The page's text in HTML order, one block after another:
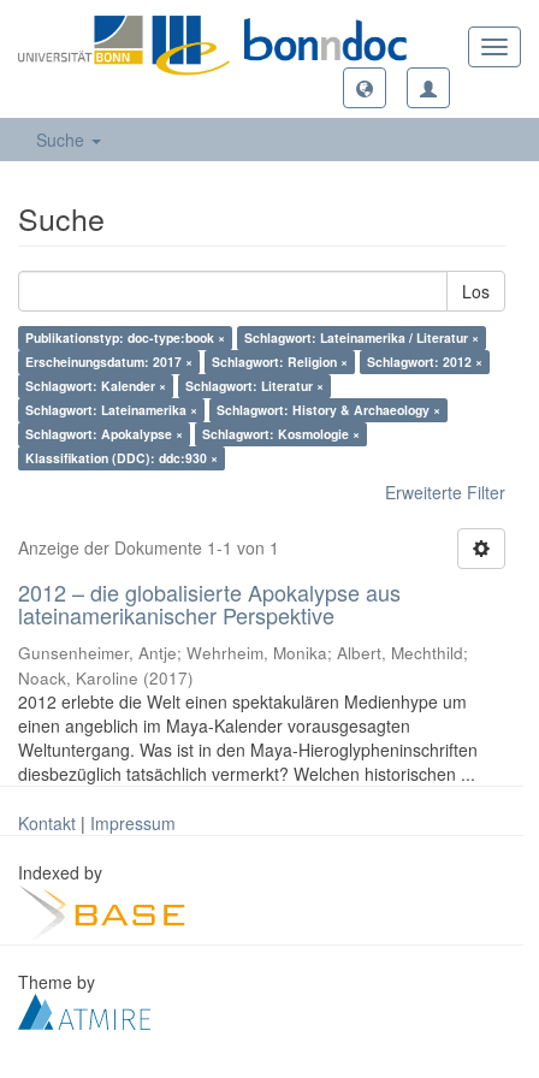
Suche
Suche
Los
Publikationstyp: doc-type:book ×
Schlagwort: Lateinamerika / Literatur ×
Erscheinungsdatum: 2017 ×
Schlagwort: Religion ×
Schlagwort: 2012 ×
Schlagwort: Kalender ×
Schlagwort: Literatur ×
Schlagwort: Lateinamerika ×
Schlagwort: History & Archaeology ×
Schlagwort: Apokalypse ×
Schlagwort: Kosmologie ×
Klassifikation (DDC): ddc:930 ×
Erweiterte Filter
Anzeige der Dokumente 1-1 von 1
2012 – die globalisierte Apokalypse aus
lateinamerikanischer Perspektive
Gunsenheimer, Antje; Wehrheim, Monika; Albert, Mechthild;
Noack, Karoline (2017)
2012 erlebte die Welt einen spektakulären Medienhype um
einen angeblich im Maya-Kalender vorausgesagten
Weltuntergang. Was ist in den Maya-Hieroglypheninschriften
diesbezüglich tatsächlich vermerkt? Welchen historischen ...
Kontakt | Impressum
Indexed by
Theme by